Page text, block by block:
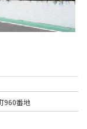
960番地